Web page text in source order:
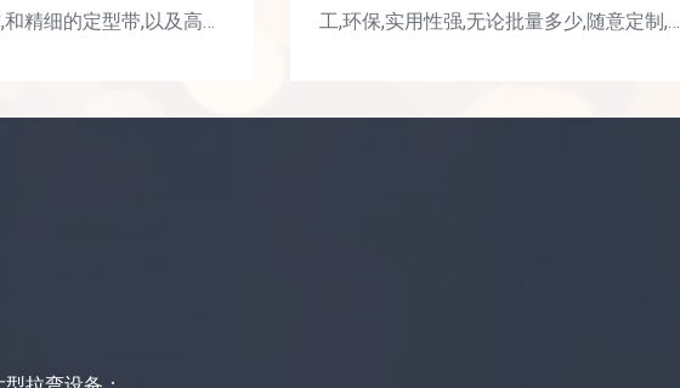
精细的定型带,以及高精
交车车体、船舶
工,环保,实用性强,无论批量多少,随意定制,加
站、大型场馆